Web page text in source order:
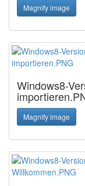
Magnify image
Windows8-
Magnify image